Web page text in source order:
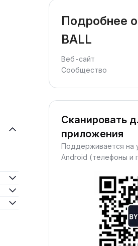
Подробнее
BALL
Веб-сайт
Сообщество
Сканировать
приложения
Поддерживается на
Android (телефоны и